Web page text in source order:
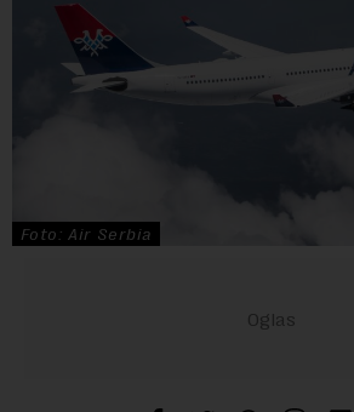
Foto: Air Serbia